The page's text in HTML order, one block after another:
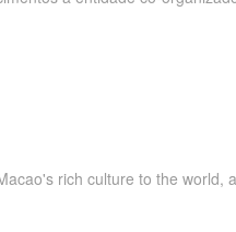
rich culture to the world,